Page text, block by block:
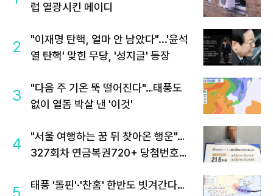
럽 열광시킨 메이디
2
"이재명 탄핵, 얼마 안 남았다"...'윤석
열 탄핵' 맞힌 무당, '성지글' 등장
3
"다음 주 기온 뚝 떨어진다"…태풍도
없이 열돔 박살 낸 '이것'
4
"서울 여행하는 꿈 뒤 찾아온 행운"…
327회차 연금복권720+ 당첨번호조
태풍 '돌핀'·'찬홈' 한반도 빗겨간다…